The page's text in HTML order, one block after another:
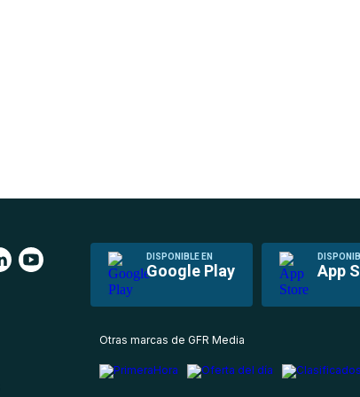
DISPONIBLE EN
Google Play App
Otras marcas de GFR Media